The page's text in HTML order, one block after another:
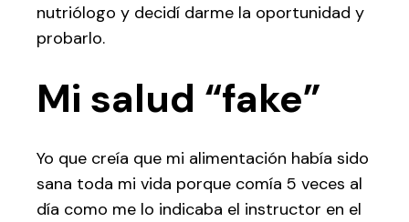
nutriólogo y decidí darme la oportunidad y
probarlo.
Mi salud “fake”
Yo que creía que mi alimentación había sido
sana toda mi vida porque comía 5 veces al
día como me lo indicaba el instructor en el